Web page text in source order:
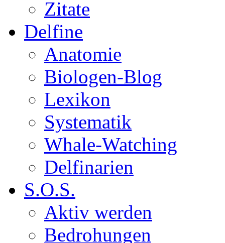
Zitate
Delfine
Anatomie
Biologen-Blog
Lexikon
Systematik
Whale-Watching
Delfinarien
S.O.S.
Aktiv werden
Bedrohungen